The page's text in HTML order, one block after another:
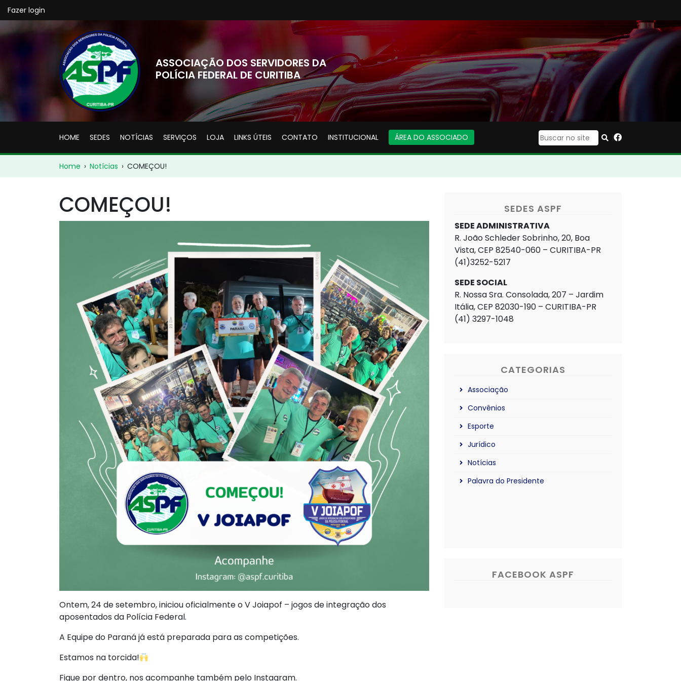
Fazer login
ASSOCIAÇÃO DOS SERVIDORES DA
POLÍCIA FEDERAL DE CURITIBA
HOME SEDES NOTÍCIAS SERVIÇOS LOJA LINKS ÚTEIS CONTATO INSTITUCIONAL ÁREA DO ASSOCIADO |
Home › Notícias › COMEÇOU!
COMEÇOU!
Ontem, 24 de setembro, iniciou oficialmente o V Joiapof – jogos de integração dos
aposentados da Polícia Federal.
A Equipe do Paraná já está preparada para as competições.
Estamos na torcida!
Fique por dentro, nos acompanhe também pelo Instagram.
SEDES ASPF
SEDE ADMINISTRATIVA
R. João Schleder Sobrinho, 20, Boa
Vista, CEP 82540-060 – CURITIBA-PR
(41)3252-5217
SEDE SOCIAL
R. Nossa Sra. Consolada, 207 – Jardim
Itália, CEP 82030-190 – CURITIBA-PR
(41) 3297-1048
CATEGORIAS
Associação
Convênios
Esporte
Jurídico
Notícias
Palavra do Presidente
FACEBOOK ASPF